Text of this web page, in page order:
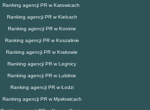
Ranking agencji PR w Katowicach
Ranking agencji PR w Kielcach
Ranking agencji PR w Koninie
Ranking agencji PR w Koszalinie
Ranking agencji PR w Krakowie
Ranking agencji PR w Legnicy
Ranking agencji PR w Lublinie
Ranking agencji PR w Łodzi
Ranking agencji PR w Mysłowicach